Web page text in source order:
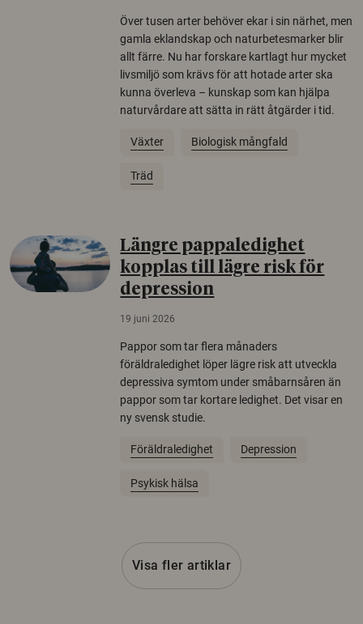
Över tusen arter behöver ekar i sin närhet, men
gamla eklandskap och naturbetesmarker blir
allt färre. Nu har forskare kartlagt hur mycket
livsmiljö som krävs för att hotade arter ska
kunna överleva – kunskap som kan hjälpa
naturvårdare att sätta in rätt åtgärder i tid.
Växter Biologisk mångfald
Träd
Längre pappaledighet
kopplas till lägre risk för
depression
19 juni 2026
Pappor som tar flera månaders
föräldraledighet löper lägre risk att utveckla
depressiva symtom under småbarnsåren än
pappor som tar kortare ledighet. Det visar en
ny svensk studie.
Föräldraledighet Depression
Psykisk hälsa
Visa fler artiklar